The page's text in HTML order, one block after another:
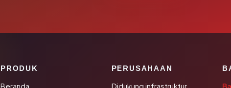
PRODUK
Beranda
PERUSAHAAN
Didukung infrastruktur